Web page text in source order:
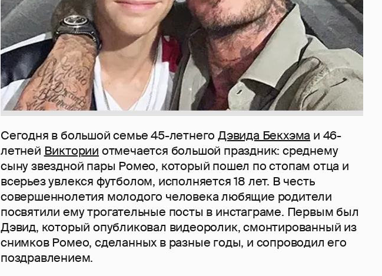
Сегодня в большой семье 45-летнего Дэвида Бекхэма и 46-
летней Виктории отмечается большой праздник: среднему
сыну звездной пары Ромео, который пошел по стопам отца и
всерьез увлекся футболом, исполняется 18 лет. В честь
совершеннолетия молодого человека любящие родители
посвятили ему трогательные посты в инстаграме. Первым был
Дэвид, который опубликовал видеоролик, смонтированный из
снимков Ромео, сделанных в разные годы, и сопроводил его
поздравлением.